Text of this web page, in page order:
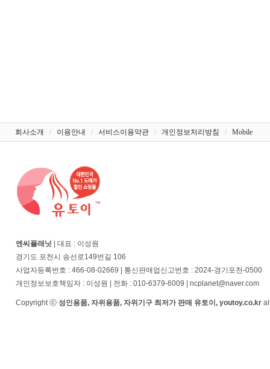
회사소개 / 이용안내 / 서비스이용약관 / 개인정보처리방침 / Mobile
엔씨플래닛 | 대표 : 이성원
경기도 포천시 송선로149번길 106
사업자등록번호 : 466-08-02669 | 통신판매업신고번호 : 2024-경기포천-0500
개인정보보호책임자 : 이성원 | 전화 : 010-6379-6009 | ncplanet@naver.com
Copyright ⓒ 성인용품, 자위용품, 자위기구 최저가 판매 유토이, youtoy.co.kr